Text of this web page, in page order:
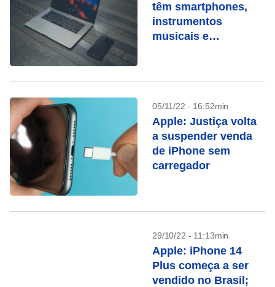
têm smartphones,
instrumentos
musicais e
05/11/22 - 16:52min
Apple: Justiça volta
a suspender venda
de iPhone sem
carregador
29/10/22 - 11:13min
Apple: iPhone 14
Plus começa a ser
vendido no Brasil;